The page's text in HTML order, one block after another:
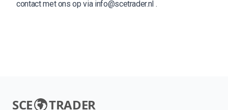
contact met ons op via info@scetrader.nl .
SCE TRADER